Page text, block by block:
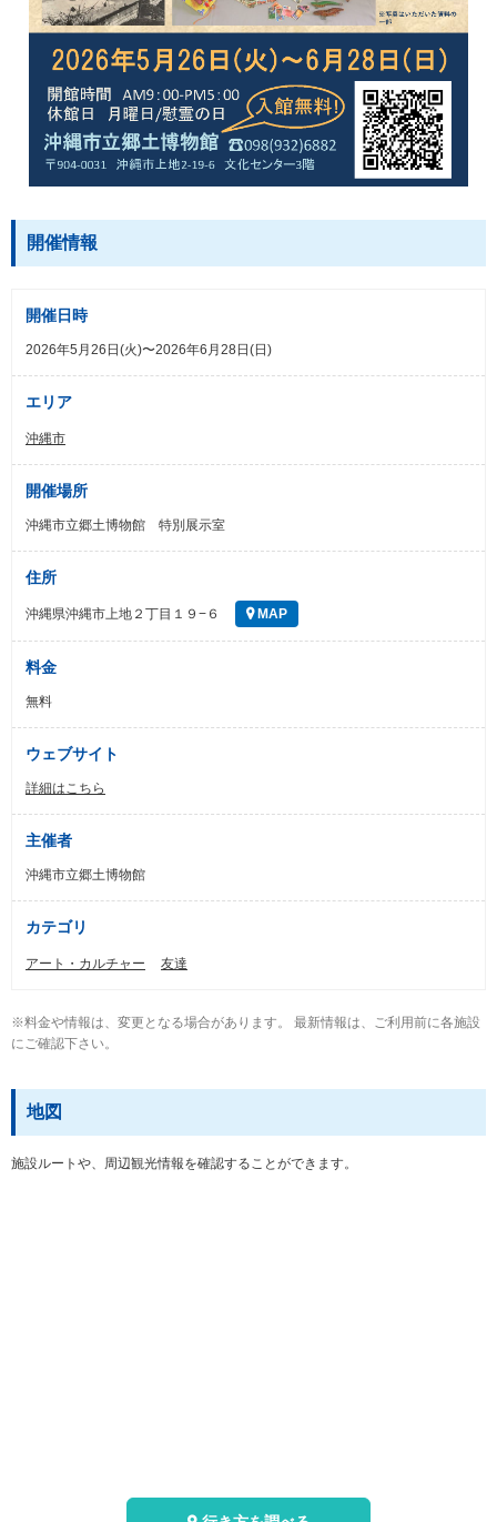
開催情報
開催日時
2026年5月26日(火)〜2026年6月28日(日)
エリア
沖縄市
開催場所
沖縄市立郷土博物館 特別展示室
住所
沖縄県沖縄市上地２丁目１９−６ MAP
料金
無料
ウェブサイト
詳細はこちら
主催者
沖縄市立郷土博物館
カテゴリ
アート・カルチャー 友達
※料金や情報は、変更となる場合があります。 最新情報は、ご利用前に各施設
にご確認下さい。
地図
施設ルートや、周辺観光情報を確認することができます。